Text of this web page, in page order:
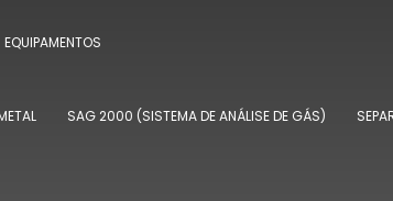
EQUIPAMENTOS
SAG 2000 (SISTEMA DE ANÁLISE DE GÁS)